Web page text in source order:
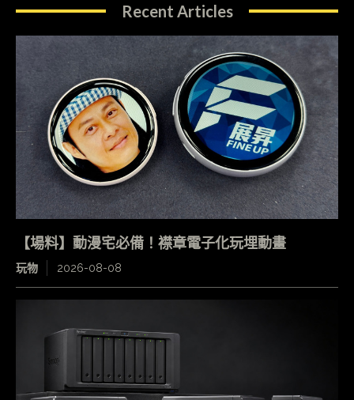
Recent Articles
【場料】動漫宅必備！襟章電子化玩埋動畫
玩物 2026-08-08